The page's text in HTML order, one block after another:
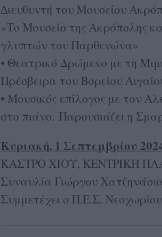
∆ιευθυντή του Μουσείου
«Το Μουσείο της Ακρόπολης
γλυπτών του Παρθενώνα»
• Θεατρικό Δρώμενο με τη
Πρέσβειρα του Βορείου
• Μουσικός επίλογος με τον
στο πιάνο. Παρουσιάζει η
Κυριακή, 1 Σεπτεμβρίου
ΚΑΣΤΡΟ ΧΙΟΥ, ΚΕΝΤΡΙΚΗ
Συναυλία Γιώργου
Συμμετέχει ο Π.Ε.Σ.